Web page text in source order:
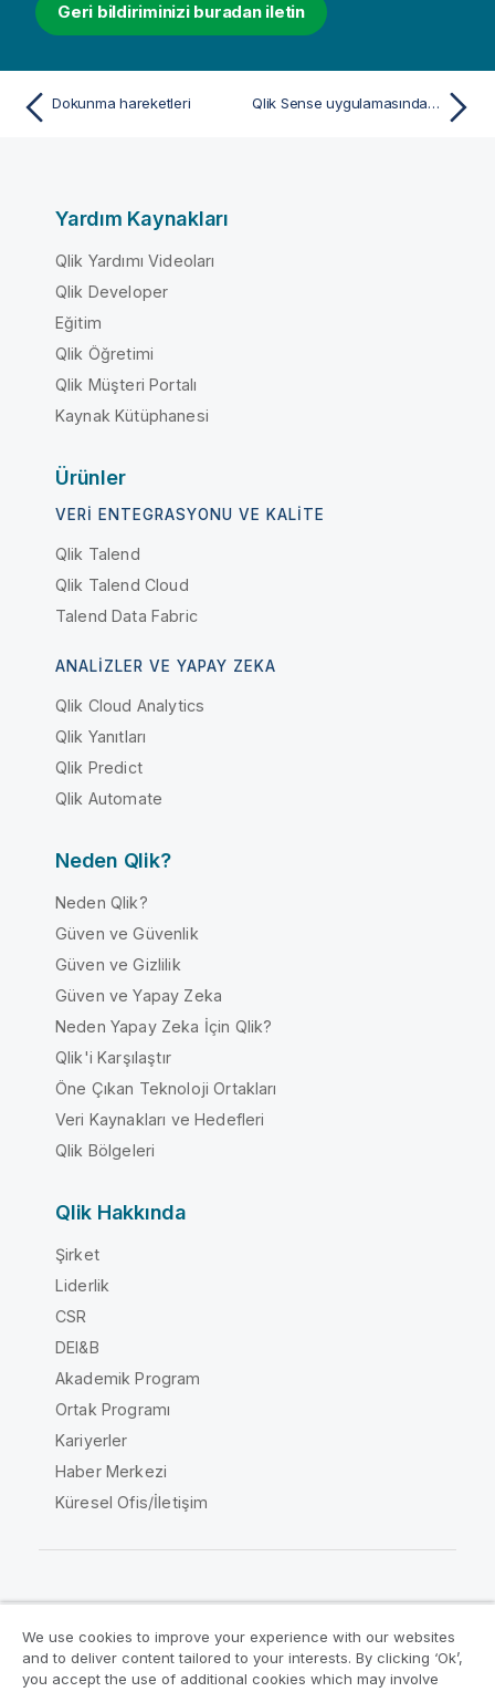
Geri bildiriminizi buradan iletin
Dokunma hareketleri Qlik Sense uygulamasında dili değiştirme
Yardım Kaynakları
Qlik Yardımı Videoları
Qlik Developer
Eğitim
Qlik Öğretimi
Qlik Müşteri Portalı
Kaynak Kütüphanesi
Ürünler
VERI ENTEGRASYONU VE KALITE
Qlik Talend
Qlik Talend Cloud
Talend Data Fabric
ANALIZLER VE YAPAY ZEKA
Qlik Cloud Analytics
Qlik Yanıtları
Qlik Predict
Qlik Automate
Neden Qlik?
Neden Qlik?
Güven ve Güvenlik
Güven ve Gizlilik
Güven ve Yapay Zeka
Neden Yapay Zeka İçin Qlik?
Qlik'i Karşılaştır
Öne Çıkan Teknoloji Ortakları
Veri Kaynakları ve Hedefleri
Qlik Bölgeleri
Qlik Hakkında
Şirket
Liderlik
CSR
DEI&B
Akademik Program
Ortak Programı
Kariyerler
Haber Merkezi
Küresel Ofis/İletişim
Yasal sözleşmeler Ürün Koşulları
We use cookies to improve your experience with our websites
and to deliver content tailored to your interests. By clicking ‘Ok’,
you accept the use of additional cookies which may involve